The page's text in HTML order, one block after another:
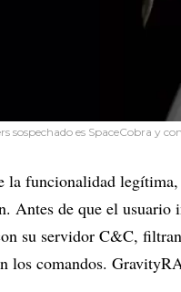
sospechado es SpaceCobra y
la funcionalidad
Antes de que el
su servidor C&C,
los comandos.